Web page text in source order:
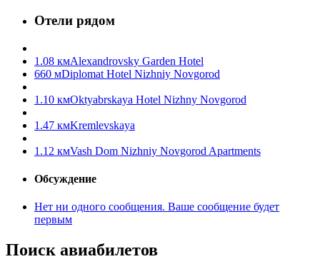
Отели рядом
1.08 кмAlexandrovsky Garden Hotel
660 мDiplomat Hotel Nizhniy Novgorod
1.10 кмOktyabrskaya Hotel Nizhny Novgorod
1.47 кмKremlevskaya
1.12 кмVash Dom Nizhniy Novgorod Apartments
Обсуждение
Нет ни одного сообщения. Ваше сообщение будет
первым
Поиск авиабилетов